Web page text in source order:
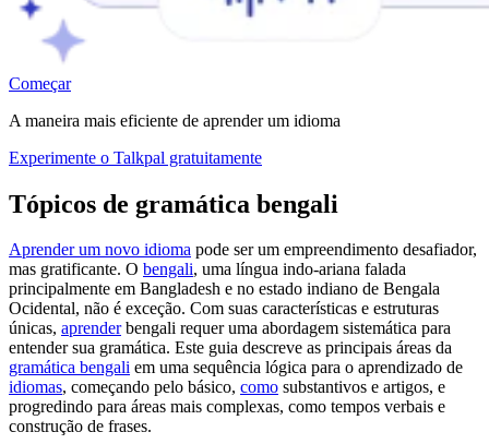
Começar
A maneira mais eficiente de aprender um idioma
Experimente o Talkpal gratuitamente
Tópicos de gramática bengali
Aprender um novo idioma pode ser um empreendimento desafiador,
mas gratificante. O bengali, uma língua indo-ariana falada
principalmente em Bangladesh e no estado indiano de Bengala
Ocidental, não é exceção. Com suas características e estruturas
únicas, aprenderbengali requer uma abordagem sistemática para
entender sua gramática. Este guia descreve as principais áreas da
gramática bengali em uma sequência lógica para o aprendizado de
idiomas, começando pelo básico, como substantivos e artigos, e
progredindo para áreas mais complexas, como tempos verbais e
construção de frases.